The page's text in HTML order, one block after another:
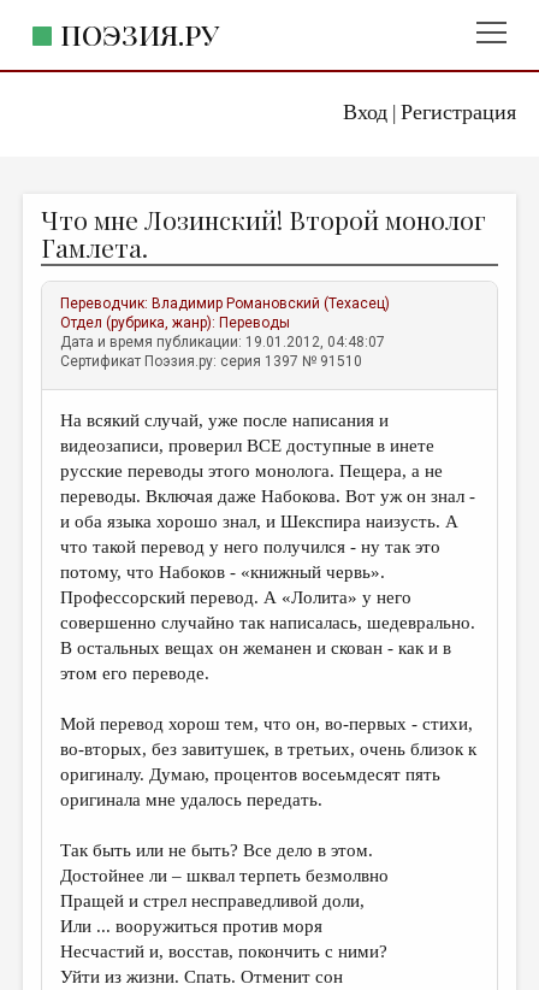
Вход| Регистрация
ПОЭЗИЯ.РУ
ЖАНРЫ
АВТОРЫ
КОММЕНТАРИИ
ЛИТСАЛОН
ПРАВИЛА САЙТА
ОТДЕЛЫ И РУБРИКИ
ИЗБРАННОЕ
ДАЙДЖЕСТ
ПРОИЗВЕДЕНИЯ
ПЕРЕВОДЫ
ДЕТСКАЯ КОМНАТА
КНИЖНАЯ ПОЛКА
СТРАНИЦЫ ПАМЯТИ
ОБЪЯВЛЕНИЯ
КОЛОНКА РЕДАКТОРА
Что мне Лозинский! Второй монолог
Гамлета.
Переводчик: Владимир Романовский (Техасец)
Отдел (рубрика, жанр): Переводы
Дата и время публикации: 19.01.2012, 04:48:07
Сертификат Поэзия.ру: серия 1397 № 91510
На всякий случай, уже после написания и
видеозаписи, проверил ВСЕ доступные в инете
русские переводы этого монолога. Пещера, а не
переводы. Включая даже Набокова. Вот уж он знал -
и оба языка хорошо знал, и Шекспира наизусть. А
что такой перевод у него получился - ну так это
потому, что Набоков - «книжный червь».
Профессорский перевод. А «Лолита» у него
совершенно случайно так написалась, шедеврально.
В остальных вещах он жеманен и скован - как и в
этом его переводе.
Мой перевод хорош тем, что он, во-первых - стихи,
во-вторых, без завитушек, в третьих, очень близок к
оригиналу. Думаю, процентов восеьмдесят пять
оригинала мне удалось передать.
Так быть или не быть? Все дело в этом.
Достойнее ли – шквал терпеть безмолвно
Пращей и стрел несправедливой доли,
Или ... вооружиться против моря
Несчастий и, восстав, покончить с ними?
Уйти из жизни. Спать. Отменит сон